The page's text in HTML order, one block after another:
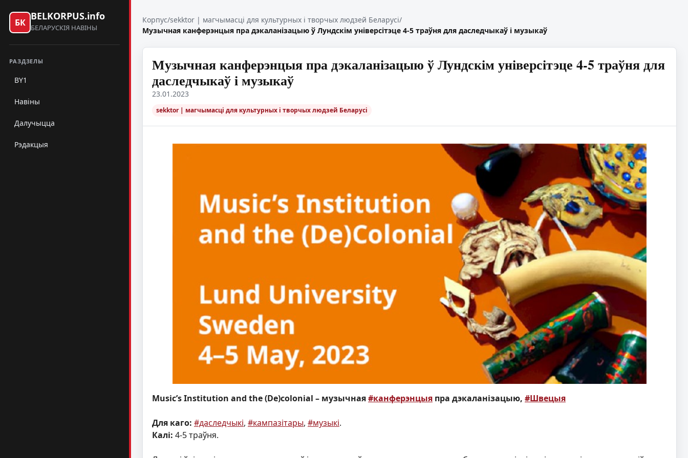
БК
BELKORPUS.info
БЕЛАРУСКІЯ НАВІНЫ
РАЗДЗЕЛЫ
BY1
Навіны
Далучыцца
Рэдакцыя
Корпус/sekktor | магчымасці для культурных і творчых людзей Беларусі/
Музычная канферэнцыя пра дэкаланізацыю ў Лундскім універсітэце 4-5 траўня для даследчыкаў і музыкаў
Музычная канферэнцыя пра дэкаланізацыю ў Лундскім універсітэце 4-5 траўня для
даследчыкаў і музыкаў
23.01.2023
sekktor | магчымасці для культурных і творчых людзей Беларусі
Music’s Institution and the (De)colonial – музычная#канферэнцыя пра дэкаланізацыю, #Швецыя
Для каго: #даследчыкі, #кампазітары, #музыкі.
Калі: 4-5 траўня.